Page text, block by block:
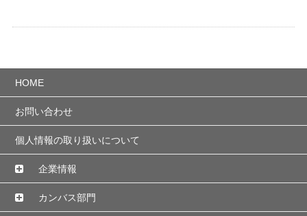
HOME
お問い合わせ
個人情報の取り扱いについて
企業情報
カンバス部門